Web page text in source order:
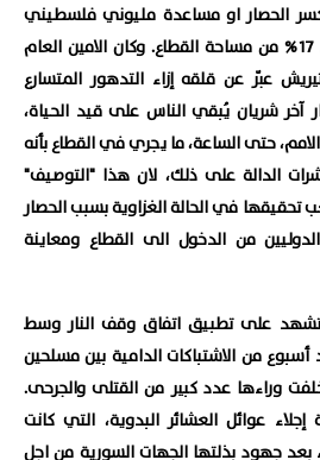
الحصار او مساعدة مليوني فلسطيني
يعيش في رقعة لا تزيد عن 17% من مساحة القطاع. وكان الامين العام
عبّر عن قلقه إزاء التدهور المتسارع
آخر شريان يُبقي الناس على قيد الحياة،
حتى الساعة، ما يجري في القطاع بأنه
الدالة على ذلك، لان هذا "التوصيف"
في الحالة الغزاوية بسبب الحصار
من الدخول الى القطاع ومعاينة
على تطبيق اتفاق وقف النار وسط
أسبوع من الاشتباكات الدامية بين مسلحين
وراءها عدد كبير من القتلى والجرحى.
عوائل العشائر البدوية، التي كانت
جهود بذلتها الجهات السورية من اجل